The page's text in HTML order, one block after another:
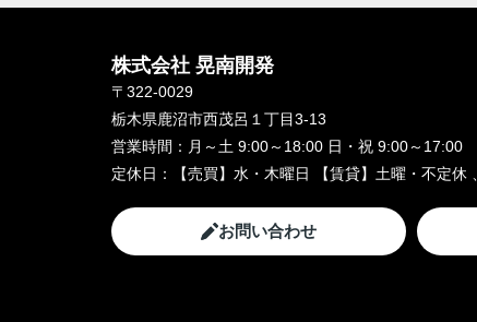
株式会社 晃南開発
〒322-0029
栃木県鹿沼市西茂呂１丁目3-13
営業時間： 月～土 9:00～18:00 日・祝 9:00～17:00
定休日：
【売買】水・木曜日 【賃貸】土曜・不定休
お問い合わせ